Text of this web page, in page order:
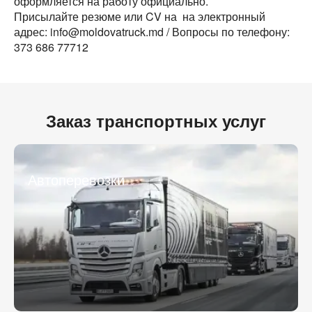
Присылайте резюме или CV на на электронный
адрес: info@moldovatruck.md / Вопросы по телефону:
373 686 77712
Заказ транспортных услуг
Автоперевозки
Город загрузки
Наименование груза
Тип транспорта
Вес груза (т)
Объем груза
Город загрузки
Страна выгрузки
Тип транспорта
Вес груза (т)
Объем груза
Компания